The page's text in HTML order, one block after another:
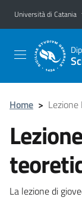
Vai al contenuto
Vai al menu di
Università di Catania
Home >
La lezione di